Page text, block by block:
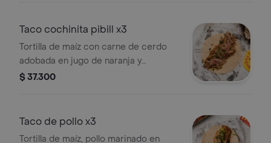
Taco cochinita pibill x3
Tortilla de maíz con carne de cerdo
adobada en jugo de naranja y
especias servida con encurtido de
$ 37.300
Taco de pollo x3
Tortilla de maíz, pollo marinado en